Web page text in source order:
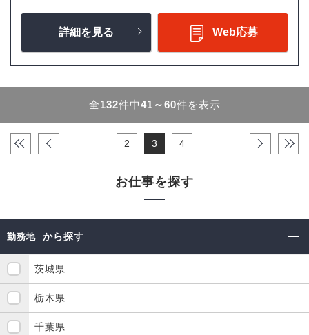
詳細を見る Web応募
全132件中41～60件を表示
« ‹ 2 3 4 › »
お仕事を探す
勤務地 から探す
茨城県
栃木県
千葉県